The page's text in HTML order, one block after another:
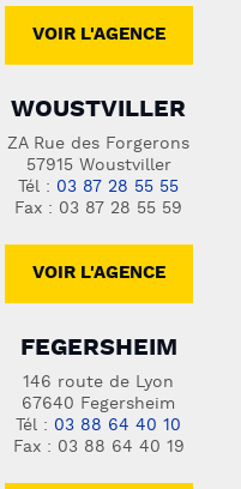
VOIR L'AGENCE
WOUSTVILLER
ZA Rue des Forgerons
57915 Woustviller
Tél : 03 87 28 55 55
Fax : 03 87 28 55 59
VOIR L'AGENCE
FEGERSHEIM
146 route de Lyon
67640 Fegersheim
Tél : 03 88 64 40 10
Fax : 03 88 64 40 19